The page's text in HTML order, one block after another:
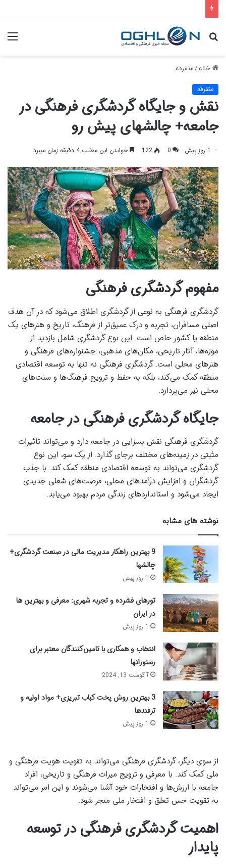
جستجو
خانه/متفرقه
متفرقه
نقش و جایگاه گردشگری فرهنگی در
جامعه+ چالشهای پیش رو
1 روز پیش 0
122 خواندن این مطلب 4 دقیقه زمان میبرد
مفهوم گردشگری فرهنگی
گردشگری فرهنگی به نوعی از گردشگری اطلاق می‌شود که در آن هدف
اصلی مسافران، تجربه و درک عمیق‌تر از فرهنگ، تاریخ و هنرهای یک
منطقه یا کشور خاص است. این نوع گردشگری شامل بازدید از
موزه‌ها، آثار تاریخی، مکان‌های مذهبی، جشنواره‌های فرهنگی و
هنرهای محلی است. گردشگری فرهنگی نه تنها به توسعه اقتصادی
منطقه کمک می‌کند، بلکه به حفظ و ترویج فرهنگ‌ها و سنت‌های
محلی نیز می‌پردازد.
جایگاه گردشگری فرهنگی در جامعه
گردشگری فرهنگی نقش بسزایی در جامعه دارد و می‌تواند تأثیرات
مثبتی در زمینه‌های مختلف برجای گذارد. از یک سو، این نوع
گردشگری می‌تواند به توسعه اقتصادی منطقه کمک کند. با جذب
گردشگران و افزایش درآمدهای محلی، فرصت‌های شغلی جدیدی
ایجاد می‌شود و استانداردهای زندگی مردم بهبود می‌یابد.
نوشته های مشابه
9 بهترین راهکار مدیریت مالی در صنعت گردشگری+
چالشها
1 روز پیش
تورهای فشرده و تجربه‌ شهری: معرفی و بهترین ها
در ایران
1 روز پیش
انتخاب و همکاری با تامین‌کنندگان معتبر برای
رستورانها
آگوست 13, 2024
3 بهترین روش پخت کباب تبریزی+ مواد اولیه و
ترفندها
1 روز پیش
از سوی دیگر، گردشگری فرهنگی می‌تواند به تقویت هویت فرهنگی و
ملی کمک کند. با معرفی و ترویج میراث فرهنگی و تاریخی، افراد
جامعه با ارزش‌ها و افتخارات خود آشنا می‌شوند و این امر می‌تواند
به تقویت حس تعلق و افتخار ملی منجر شود.
اهمیت گردشگری فرهنگی در توسعه
پایدار